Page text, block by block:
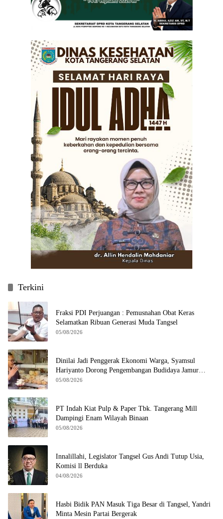
Terkini
Fraksi PDI Perjuangan : Pemusnahan Obat Keras
Selamatkan Ribuan Generasi Muda Tangsel
05/08/2026
Dinilai Jadi Penggerak Ekonomi Warga, Syamsul
Hariyanto Dorong Pengembangan Budidaya Jamur
Crispy di Serpong
05/08/2026
PT Indah Kiat Pulp & Paper Tbk. Tangerang Mill
Dampingi Enam Wilayah Binaan
05/08/2026
Innalillahi, Legislator Tangsel Gus Andi Tutup Usia,
Komisi ll Berduka
04/08/2026
Hasbi Bidik PAN Masuk Tiga Besar di Tangsel, Yandri
Minta Mesin Partai Bergerak